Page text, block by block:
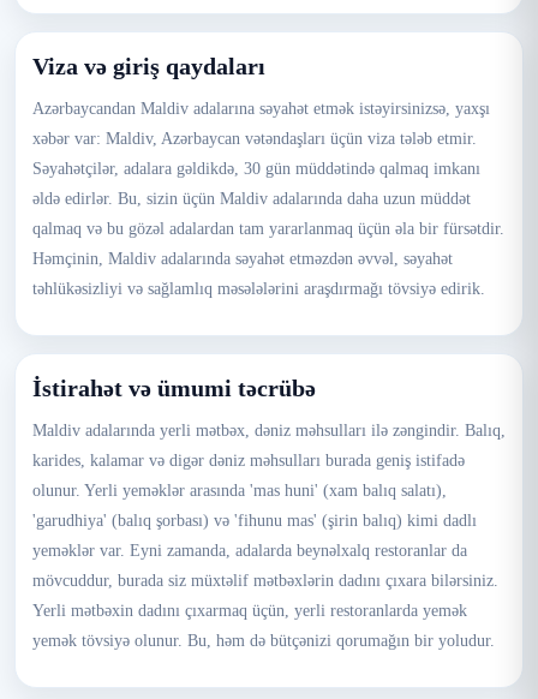
Viza və giriş qaydaları
Azərbaycandan Maldiv adalarına səyahət etmək istəyirsinizsə, yaxşı
xəbər var: Maldiv, Azərbaycan vətəndaşları üçün viza tələb etmir.
Səyahətçilər, adalara gəldikdə, 30 gün müddətində qalmaq imkanı
əldə edirlər. Bu, sizin üçün Maldiv adalarında daha uzun müddət
qalmaq və bu gözəl adalardan tam yararlanmaq üçün əla bir fürsətdir.
Həmçinin, Maldiv adalarında səyahət etməzdən əvvəl, səyahət
təhlükəsizliyi və sağlamlıq məsələlərini araşdırmağı tövsiyə edirik.
İstirahət və ümumi təcrübə
Maldiv adalarında yerli mətbəx, dəniz məhsulları ilə zəngindir. Balıq,
karides, kalamar və digər dəniz məhsulları burada geniş istifadə
olunur. Yerli yeməklər arasında 'mas huni' (xam balıq salatı),
'garudhiya' (balıq şorbası) və 'fihunu mas' (şirin balıq) kimi dadlı
yeməklər var. Eyni zamanda, adalarda beynəlxalq restoranlar da
mövcuddur, burada siz müxtəlif mətbəxlərin dadını çıxara bilərsiniz.
Yerli mətbəxin dadını çıxarmaq üçün, yerli restoranlarda yemək
yemək tövsiyə olunur. Bu, həm də bütçənizi qorumağın bir yoludur.